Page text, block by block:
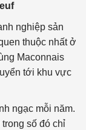
nghiệp sản
thuộc nhất ở
Maconnais
tới khu vực
ngạc mỗi năm.
số đó chỉ